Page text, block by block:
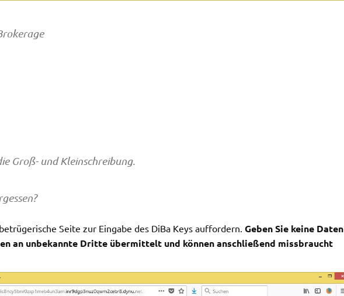
Groß- und Kleinschreibung.
Seite zur Eingabe des DiBa Keys auffordern. Geben Sie keine Daten
an unbekannte Dritte übermittelt und können anschließend missbraucht